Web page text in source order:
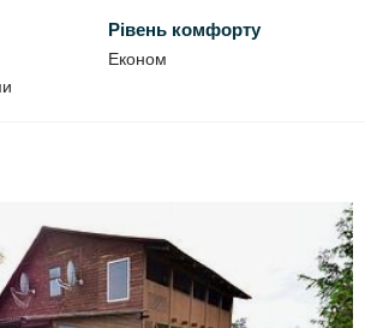
додаткову плату)
Рівень комфорту
Економ